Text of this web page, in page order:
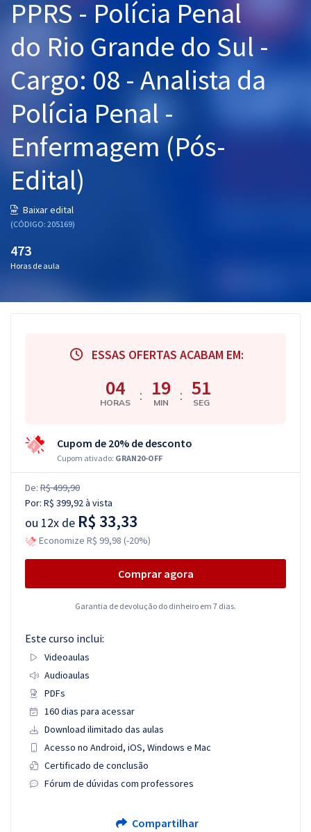
Pós
Graduação
OAB
Mentorias
Questões grátis
Conteúdo gratuito
Aprovados
Atendimento
PPRS - Polícia Penal
do Rio Grande do Sul -
Cargo: 08 - Analista da
Polícia Penal -
Enfermagem (Pós-
Edital)
Baixar edital
(CÓDIGO: 205169)
473
Horas de aula
ESSAS OFERTAS ACABAM EM:
04
HORAS : 19
MIN : 50
SEG
Cupom de 20% de desconto
Cupom ativado: GRAN20-OFF
De: R$ 499,90
Por: R$ 399,92à vista
ou 12x de R$ 33,33
Economize R$ 99,98 (-20%)
Comprar agora
Garantia de devolução do dinheiro em 7 dias.
Este curso inclui:
Videoaulas
Audioaulas
PDFs
160 dias para acessar
Download ilimitado das aulas
Acesso no Android, iOS, Windows e Mac
Certificado de conclusão
Fórum de dúvidas com professores
Compartilhar